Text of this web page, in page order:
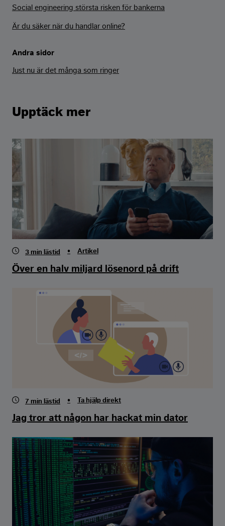
Social engineering största risken för bankerna
Är du säker när du handlar online?
Andra sidor
Just nu är det många som ringer
Upptäck mer
3 min lästid • Artikel
Över en halv miljard lösenord på drift
7 min lästid • Ta hjälp direkt
Jag tror att någon har hackat min dator